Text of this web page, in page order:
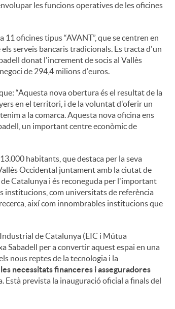
les funcions operatives de les oficines
oficines tipus “AVANT”, que se centren en
serveis bancaris tradicionals. Es tracta d'un
donat l'increment de socis al Vallès
de 294,4 milions d'euros.
“Aquesta nova obertura és el resultat de la
en el territori, i de la voluntat d'oferir un
a la comarca. Aquesta nova oficina ens
un important centre econòmic de
habitants, que destaca per la seva
Occidental juntament amb la ciutat de
Catalunya i és reconeguda per l'important
institucions, com universitats de referència
així com innombrables institucions que
de Catalunya (EIC i Mútua
Sabadell per a convertir aquest espai en una
nous reptes de la tecnologia i la
necessitats financeres i asseguradores
Està prevista la inauguració oficial a finals del